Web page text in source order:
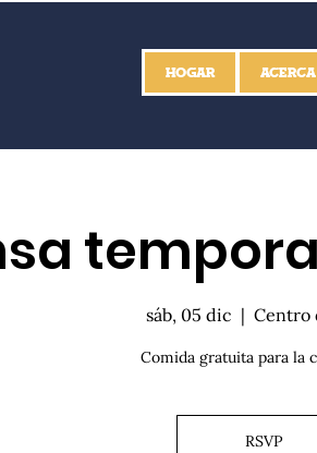
HOGAR
sáb, 05 dic
  |
Centro
Comida gratuita para la
RSVP